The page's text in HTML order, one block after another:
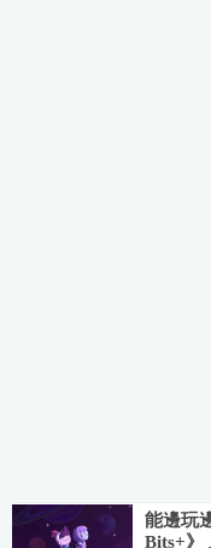
能邊玩
Bits+》